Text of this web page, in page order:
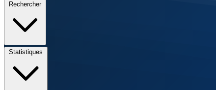
Rechercher
Statistiques